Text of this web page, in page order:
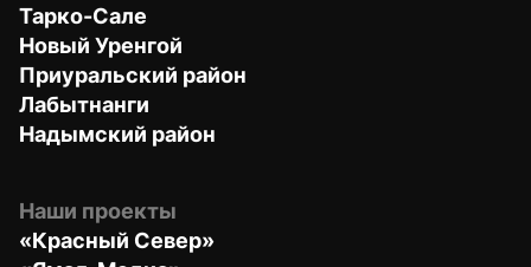
Тарко-Сале
Новый Уренгой
Приуральский район
Лабытнанги
Надымский район
Наши проекты
«Красный Север»